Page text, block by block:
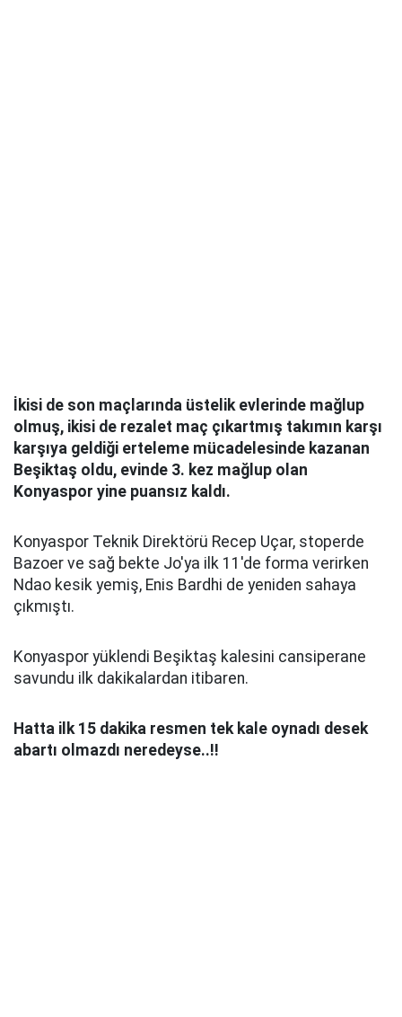
İkisi de son maç larında üstelik evlerinde mağlup
olmuş, ikisi de rezalet maç çıkartmış takımın karşı
karşıya geldiği erteleme mücadelesinde kazanan
Beşiktaş oldu, evinde 3. kez mağlup olan
Konyaspor yine puansız kaldı.
Konyaspor Teknik Direktörü Recep Uçar, stoperde
Bazoer ve sağ bekte Jo'ya ilk 11'de forma verirken
Ndao kesik yemiş, Enis Bardhi de yeniden sahaya
çıkmıştı.
Konyaspor yüklendi Beşiktaş kalesini cansiperane
savundu ilk dakikalardan itibaren.
Hatta ilk 15 dakika resmen tek kale oynadı desek
abartı olmazdı neredeyse..!!